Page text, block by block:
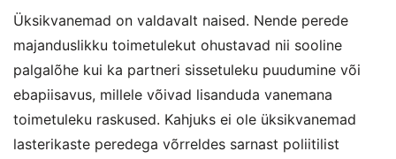
Üksikvanemad on valdavalt naised. Nende perede
majanduslikku toimetulekut ohustavad nii sooline
palgalõhe kui ka partneri sissetuleku puudumine või
ebapiisavus, millele võivad lisanduda vanemana
toimetuleku raskused. Kahjuks ei ole üksikvanemad
lasterikaste peredega võrreldes sarnast poliitilist